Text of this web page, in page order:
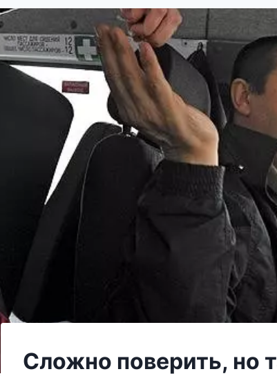
Сложно поверить, но